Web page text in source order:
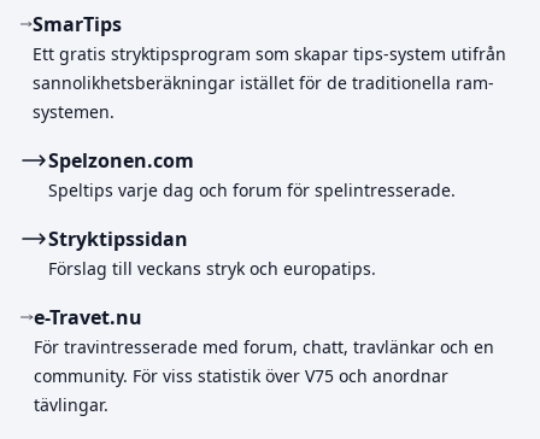
SmarTips
Ett gratis stryktipsprogram som skapar tips-system utifrån
sannolikhetsberäkningar istället för de traditionella ram-
systemen.
Spelzonen.com
Speltips varje dag och forum för spelintresserade.
Stryktipssidan
Förslag till veckans stryk och europatips.
e-Travet.nu
För travintresserade med forum, chatt, travlänkar och en
community. För viss statistik över V75 och anordnar
tävlingar.